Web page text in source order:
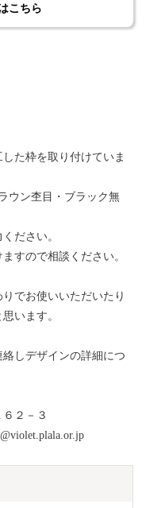
こちら
た枠を取り付けていま
ウン杢目・ブラック無
ださい。
すので相談ください。
でお使いいただいたり
います。
しデザインの詳細につ
２－３